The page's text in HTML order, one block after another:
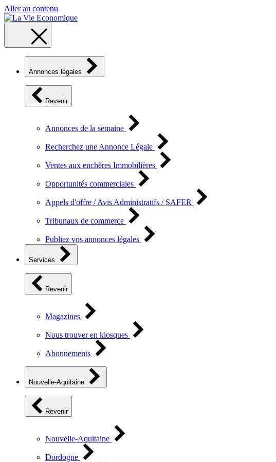
Aller au contenu
Annonces légales
Revenir
Annonces de la semaine
Recherchez une Annonce Légale
Ventes aux enchères Immobilières
Opportunités commerciales
Appels d'offre / Avis Administratifs / SAFER
Tribunaux de commerce
Publiez vos annonces légales
Services
Revenir
Magazines
Nous trouver en kiosques
Abonnements
Nouvelle-Aquitaine
Revenir
Nouvelle-Aquitaine
Dordogne